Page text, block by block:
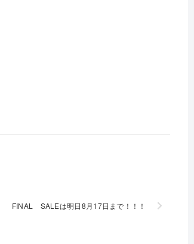
FINAL SALEは明日8月17日まで！！！